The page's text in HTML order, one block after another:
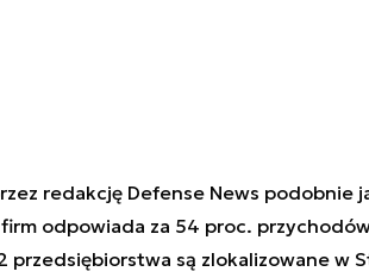
redakcję Defense News podobnie
odpowiada za 54 proc.
są zlokalizowane w